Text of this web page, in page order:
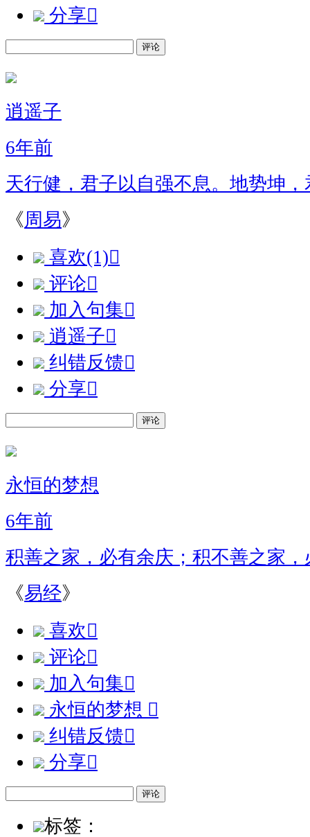
分享
评论
逍遥子
6年前
天行健，君子以自强不息。地势坤
《周易》
喜欢(1)
评论
加入句集
逍遥子
纠错反馈
分享
评论
永恒的梦想
6年前
积善之家，必有余庆；积不善之家
《易经》
喜欢
评论
加入句集
永恒的梦想 
纠错反馈
分享
评论
标签：